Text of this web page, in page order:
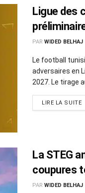
Ligue des
Djoliba AC
PAR WIDED BELHAJ
Le football
adversaires en
2027. Le tirage
LIRE LA SUITE
La STEG
coupures
plusieurs
PAR WIDED BELHAJ